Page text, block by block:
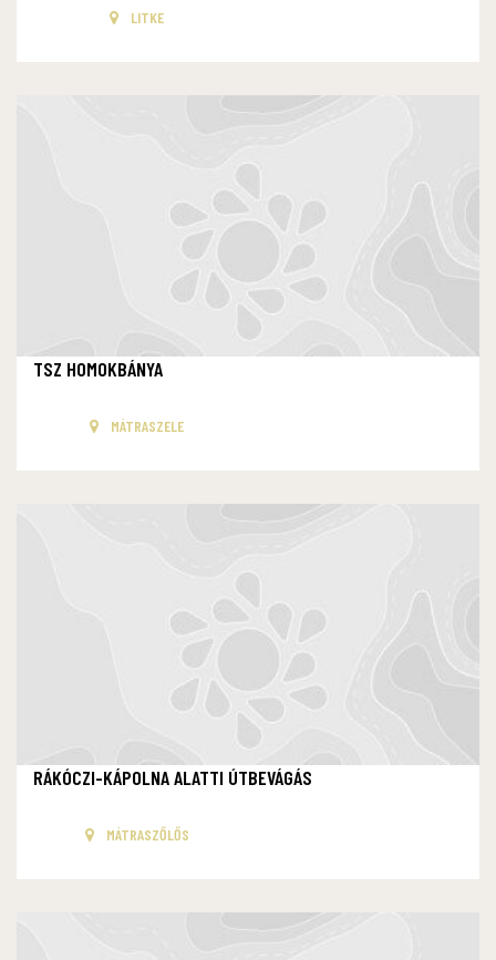
LITKE
TSZ HOMOKBÁNYA
MÁTRASZELE
RÁKÓCZI-KÁPOLNA ALATTI ÚTBEVÁGÁS
MÁTRASZŐLŐS